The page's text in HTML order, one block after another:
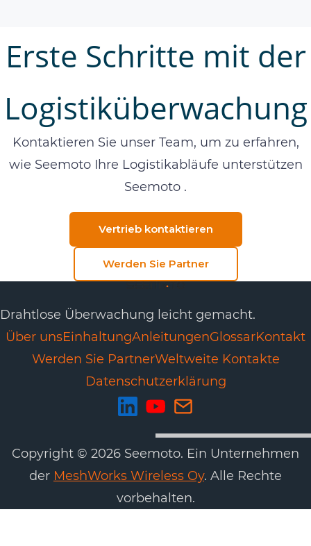
Erste Schritte mit der
Logistiküberwachung
Kontaktieren Sie unser Team, um zu erfahren,
wie Seemoto Ihre Logistikabläufe unterstützen
Seemoto .
Vertrieb kontaktieren
Werden Sie Partner
Drahtlose Überwachung leicht gemacht.
Über unsEinhaltungAnleitungenGlossarKontakt
Werden Sie PartnerWeltweite Kontakte
Datenschutzerklärung
Copyright © 2026 Seemoto. Ein Unternehmen
der MeshWorks Wireless Oy. Alle Rechte
vorbehalten.